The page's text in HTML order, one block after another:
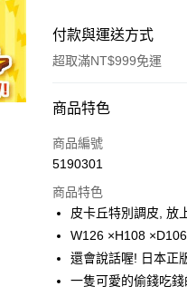
付款與運送方式
超取滿NT$999免運
付款方式
信用卡一次付款
3 期 0 利率 每期
合作金庫商業銀行
華南商業銀行
國泰世華商業銀行
超商取貨付款
商品特色
商品編號
5190301
商品特色
皮卡丘特別調皮, 放
W126 ×H108 ×D106
還會說話喔! 日本正
一隻可愛的偷錢吃錢